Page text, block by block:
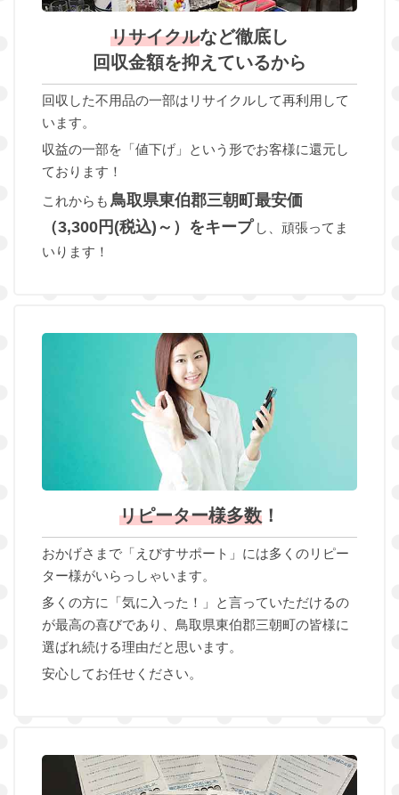
リサイクルなど徹底し
回収金額を抑えているから
回収した不用品の一部はリサイクルして再利用して
います。
収益の一部を「値下げ」という形でお客様に還元し
ております！
これからも 鳥取県東伯郡三朝町最安価
（3,300円(税込)～）をキープ し、頑張ってま
いります！
リピーター様多数 ！
おかげさまで「えびすサポート」には多くのリピー
ター様がいらっしゃいます。
多くの方に「気に入った！」と言っていただけるの
が最高の喜びであり、鳥取県東伯郡三朝町の皆様に
選ばれ続ける理由だと思います。
安心してお任せください。